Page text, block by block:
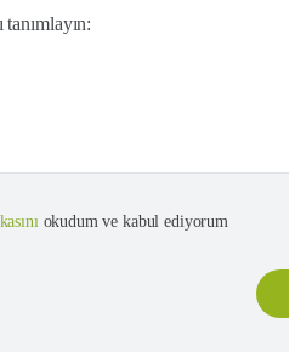
okudum ve kabul ediyorum